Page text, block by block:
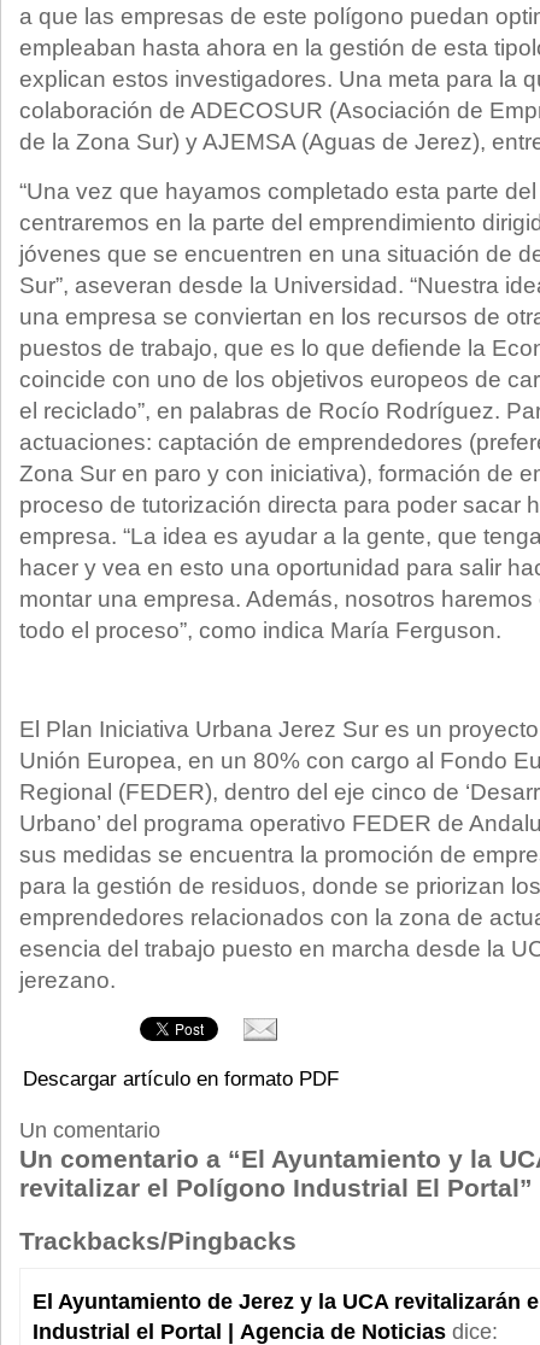
a que las empresas de este polígono puedan
empleaban hasta ahora en la gestión de esta
explican estos investigadores. Una meta para la
colaboración de ADECOSUR (Asociación de
de la Zona Sur) y AJEMSA (Aguas de Jerez),
“Una vez que hayamos completado esta parte
centraremos en la parte del emprendimiento
jóvenes que se encuentren en una situación de
Sur”, aseveran desde la Universidad. “Nuestra
una empresa se conviertan en los recursos de
puestos de trabajo, que es lo que defiende la
coincide con uno de los objetivos europeos de
el reciclado”, en palabras de Rocío Rodríguez.
actuaciones: captación de emprendedores
Zona Sur en paro y con iniciativa), formación de
proceso de tutorización directa para poder sacar
empresa. “La idea es ayudar a la gente, que
hacer y vea en esto una oportunidad para salir
montar una empresa. Además, nosotros
todo el proceso”, como indica María Ferguson.
El Plan Iniciativa Urbana Jerez Sur es un
Unión Europea, en un 80% con cargo al Fondo
Regional (FEDER), dentro del eje cinco de
Urbano’ del programa operativo FEDER de
sus medidas se encuentra la promoción de
para la gestión de residuos, donde se priorizan
emprendedores relacionados con la zona de
esencia del trabajo puesto en marcha desde la
jerezano.
Descargar artículo en formato PDF
Un comentario
Un comentario a “El Ayuntamiento y la
revitalizar el Polígono Industrial El Portal”
Trackbacks/Pingbacks
El Ayuntamiento de Jerez y la UCA revitalizarán
Industrial el Portal | Agencia de Noticias dice: